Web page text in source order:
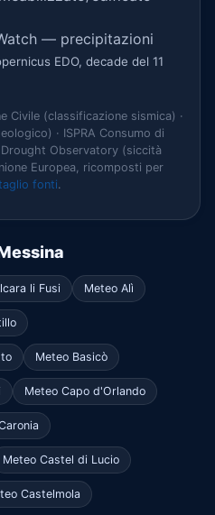
— precipitazioni
EDO, decade del 11
Civile (classificazione sismica) ·
· ISPRA Consumo di
Observatory (siccità
Europea, ricomposti per
fonti.
li Fusi Meteo Alì
Meteo Basicò
Meteo Capo d'Orlando
Meteo Castel di Lucio
Castelmola